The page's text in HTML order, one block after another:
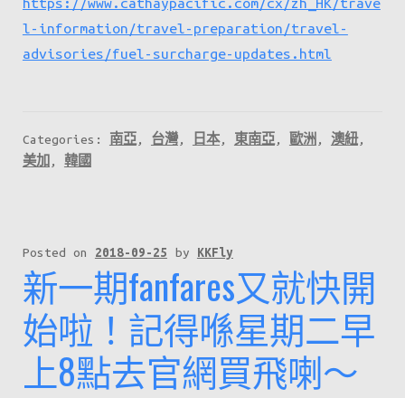
l-information/travel-preparation/travel-
advisories/fuel-surcharge-updates.html
Categories: 南亞 , 台灣, 日本, 東南亞 , 歐洲 , 澳紐,
美加 , 韓國
Posted on 2018-09-25 by KKFly
新一期fanfares又就快開
始啦！記得喺星期二早
上8點去官網買飛喇～